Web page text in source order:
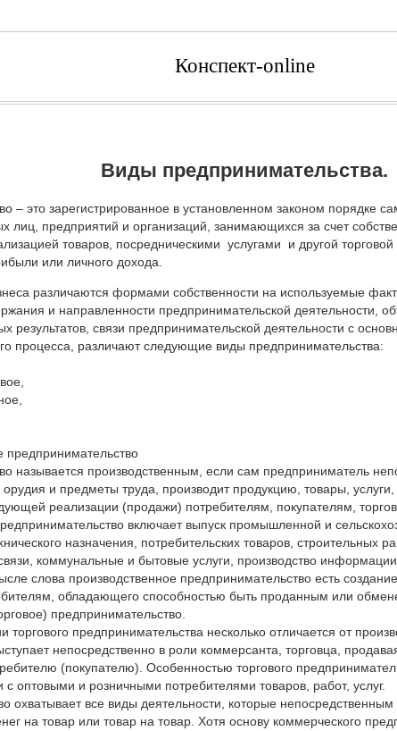
Конспект-online
Виды предпринимательства.
– это зарегистрированное в установленном законом порядке
лиц, предприятий и организаций, занимающихся за счет
товаров, посредническими услугами и другой торговой
или личного дохода.
различаются формами собственности на используемые
и направленности предпринимательской деятельности,
результатов, связи предпринимательской деятельности с
процесса, различают следующие виды предпринимательства:
предпринимательство
называется производственным, если сам предприниматель
орудия и предметы труда, производит продукцию, товары,
реализации (продажи) потребителям, покупателям,
включает выпуск промышленной и
назначения, потребительских товаров, строительных
коммунальные и бытовые услуги, производство
слова производственное предпринимательство есть
обладающего способностью быть проданным или
предпринимательство.
торгового предпринимательства несколько отличается от
непосредственно в роли коммерсанта, торговца,
(покупателю). Особенностью торгового
с оптовыми и розничными потребителями товаров, работ,
охватывает все виды деятельности, которые
на товар или товар на товар. Хотя основу коммерческого